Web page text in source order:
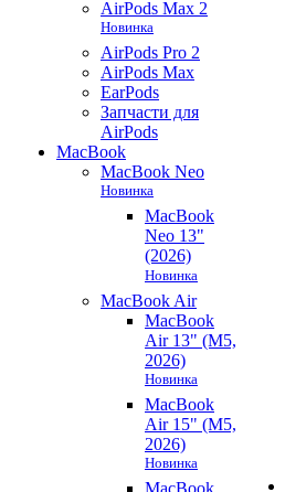
AirPods Max 2
Новинка
AirPods Pro 2
AirPods Max
EarPods
Запчасти для
AirPods
MacBook
MacBook Neo
Новинка
MacBook
Neo 13"
(2026)
Новинка
MacBook Air
MacBook
Air 13" (M5,
2026)
Новинка
MacBook
Air 15" (M5,
2026)
Новинка